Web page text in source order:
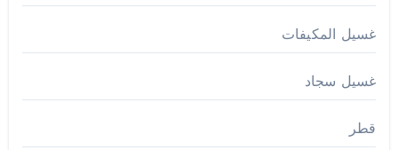
غسيل المكيفات
غسيل سجاد
قطر